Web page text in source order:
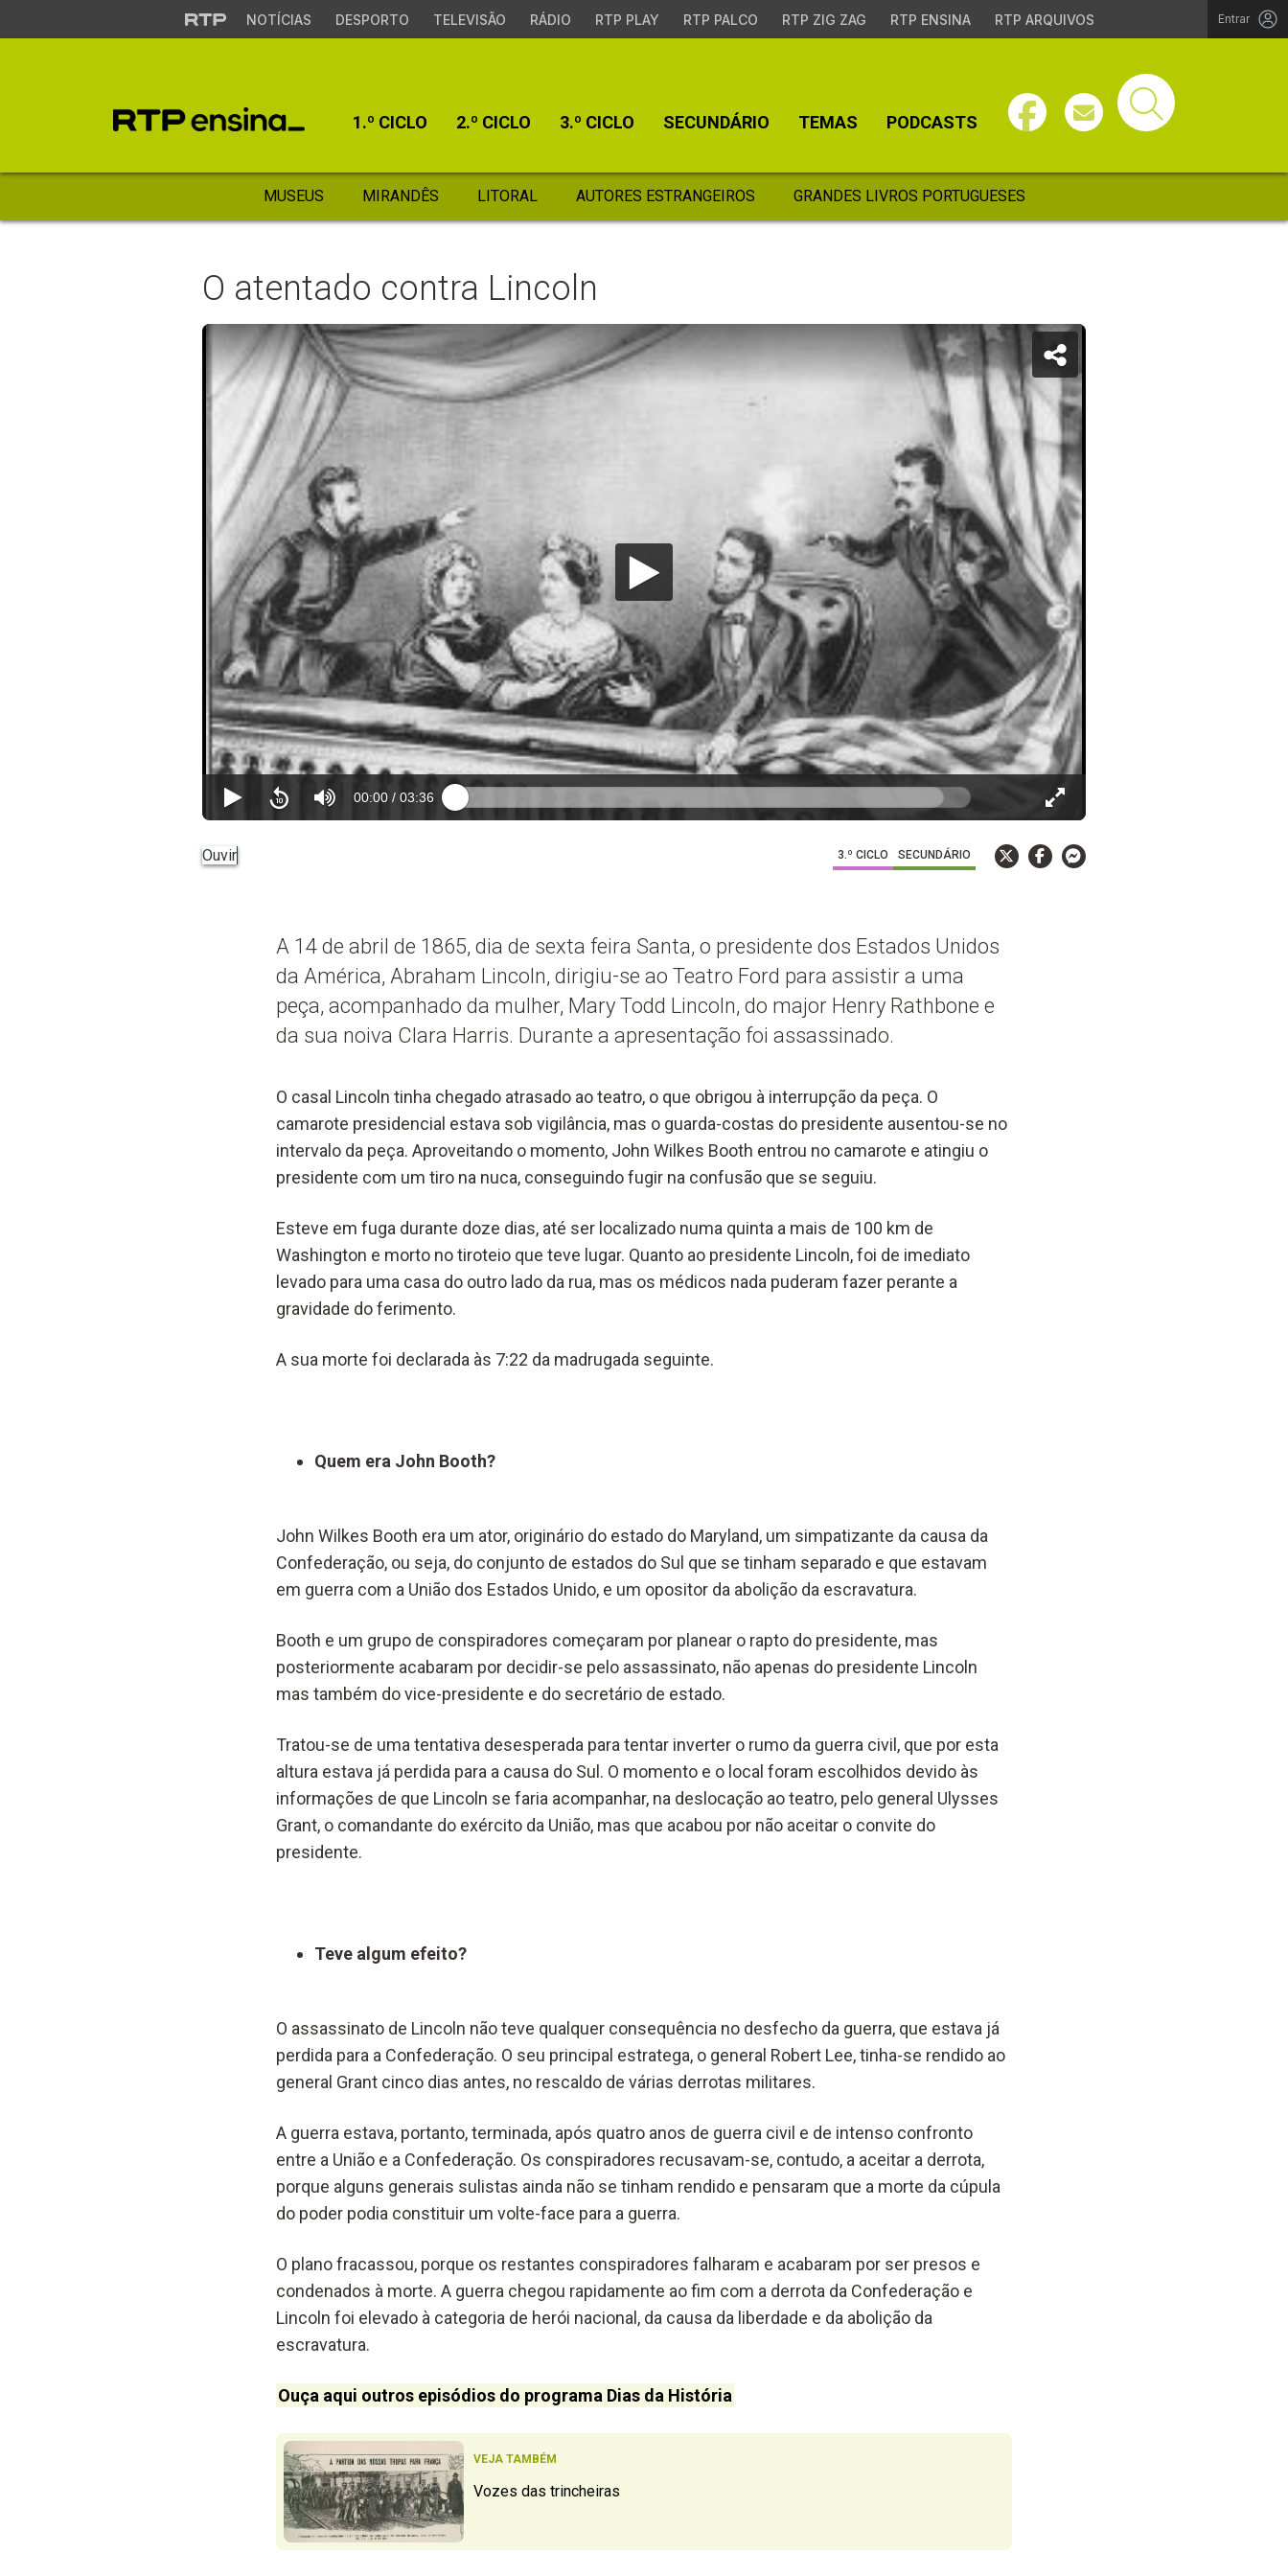
NOTÍCIAS DESPORTO TELEVISÃO RÁDIO RTP PLAY RTP PALCO RTP ZIG ZAG RTP ENSINA RTP ARQUIVOS Entrar
1.º CICLO 2.º CICLO 3.º CICLO SECUNDÁRIO TEMAS PODCASTS
MUSEUS MIRANDÊS LITORAL AUTORES ESTRANGEIROS GRANDES LIVROS PORTUGUESES
O atentado contra Lincoln
00:00 / 03:36
Ouvir 3.º CICLO SECUNDÁRIO
A 14 de abril de 1865, dia de sexta feira Santa, o presidente dos Estados Unidos
da América, Abraham Lincoln, dirigiu-se ao Teatro Ford para assistir a uma
peça, acompanhado da mulher, Mary Todd Lincoln, do major Henry Rathbone e
da sua noiva Clara Harris. Durante a apresentação foi assassinado.
O casal Lincoln tinha chegado atrasado ao teatro, o que obrigou à interrupção da peça. O
camarote presidencial estava sob vigilância, mas o guarda-costas do presidente ausentou-se no
intervalo da peça. Aproveitando o momento, John Wilkes Booth entrou no camarote e atingiu o
presidente com um tiro na nuca, conseguindo fugir na confusão que se seguiu.
Esteve em fuga durante doze dias, até ser localizado numa quinta a mais de 100 km de
Washington e morto no tiroteio que teve lugar. Quanto ao presidente Lincoln, foi de imediato
levado para uma casa do outro lado da rua, mas os médicos nada puderam fazer perante a
gravidade do ferimento.
A sua morte foi declarada às 7:22 da madrugada seguinte.
Quem era John Booth?
John Wilkes Booth era um ator, originário do estado do Maryland, um simpatizante da causa da
Confederação, ou seja, do conjunto de estados do Sul que se tinham separado e que estavam
em guerra com a União dos Estados Unido, e um opositor da abolição da escravatura.
Booth e um grupo de conspiradores começaram por planear o rapto do presidente, mas
posteriormente acabaram por decidir-se pelo assassinato, não apenas do presidente Lincoln
mas também do vice-presidente e do secretário de estado.
Tratou-se de uma tentativa desesperada para tentar inverter o rumo da guerra civil, que por esta
altura estava já perdida para a causa do Sul. O momento e o local foram escolhidos devido às
informações de que Lincoln se faria acompanhar, na deslocação ao teatro, pelo general Ulysses
Grant, o comandante do exército da União, mas que acabou por não aceitar o convite do
presidente.
Teve algum efeito?
O assassinato de Lincoln não teve qualquer consequência no desfecho da guerra, que estava já
perdida para a Confederação. O seu principal estratega, o general Robert Lee, tinha-se rendido ao
general Grant cinco dias antes, no rescaldo de várias derrotas militares.
A guerra estava, portanto, terminada, após quatro anos de guerra civil e de intenso confronto
entre a União e a Confederação. Os conspiradores recusavam-se, contudo, a aceitar a derrota,
porque alguns generais sulistas ainda não se tinham rendido e pensaram que a morte da cúpula
do poder podia constituir um volte-face para a guerra.
O plano fracassou, porque os restantes conspiradores falharam e acabaram por ser presos e
condenados à morte. A guerra chegou rapidamente ao fim com a derrota da Confederação e
Lincoln foi elevado à categoria de herói nacional, da causa da liberdade e da abolição da
escravatura.
Ouça aqui outros episódios do programa Dias da História
VEJA TAMBÉM
Vozes das trincheiras